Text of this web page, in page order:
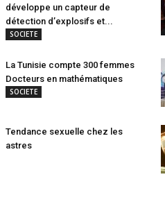
développe un capteur de
détection d’explosifs et...
SOCIETE
La Tunisie compte 300 femmes
Docteurs en mathématiques
SOCIETE
Tendance sexuelle chez les
astres